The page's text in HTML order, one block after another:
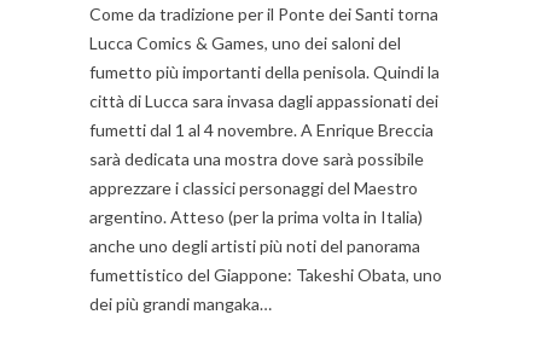
Come da tradizione per il Ponte dei Santi torna
Lucca Comics & Games, uno dei saloni del
fumetto più importanti della penisola. Quindi la
città di Lucca sara invasa dagli appassionati dei
fumetti dal 1 al 4 novembre. A Enrique Breccia
sarà dedicata una mostra dove sarà possibile
apprezzare i classici personaggi del Maestro
argentino. Atteso (per la prima volta in Italia)
anche uno degli artisti più noti del panorama
fumettistico del Giappone: Takeshi Obata, uno
dei più grandi mangaka…